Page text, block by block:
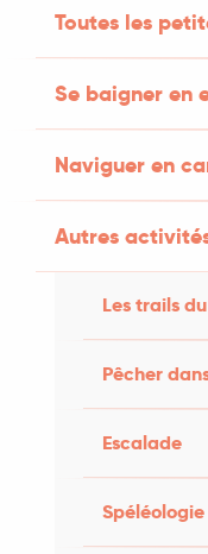
Toutes les
Se baigner en
Naviguer en
Autres
Les trails
Pêcher
Escalade
Spéléologie
entre les
Villesèque